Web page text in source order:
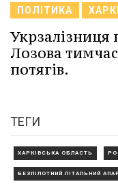
ПОЛІТИКА
Укрзалізниця
Лозова
потягів.
ТЕГИ
ХАРКІВСЬКА ОБЛАСТЬ
БЕЗПІЛОТНИЙ ЛІТАЛЬНИЙ